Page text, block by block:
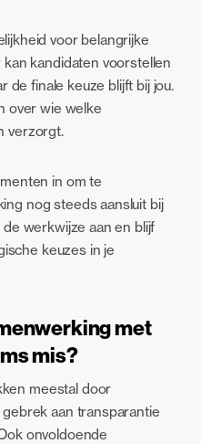
voor belangrijke
kandidaten voorstellen
de finale keuze blijft bij jou.
over wie welke
verzorgt.
in om te
nog steeds aansluit bij
werkwijze aan en blijf
keuzes in je
met
mis?
meestal door
gebrek aan transparantie
onvoldoende